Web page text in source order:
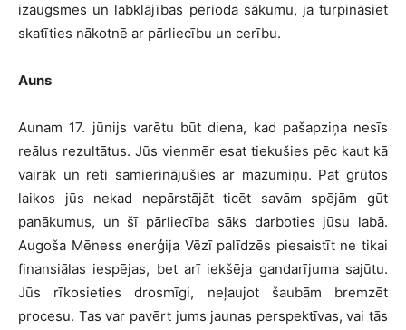
izaugsmes un labklājības perioda sākumu, ja turpināsiet
skatīties nākotnē ar pārliecību un cerību.
Auns
Aunam 17. jūnijs varētu būt diena, kad pašapziņa nesīs
reālus rezultātus. Jūs vienmēr esat tiekušies pēc kaut kā
vairāk un reti samierinājušies ar mazumiņu. Pat grūtos
laikos jūs nekad nepārstājāt ticēt savām spējām gūt
panākumus, un šī pārliecība sāks darboties jūsu labā.
Augoša Mēness enerģija Vēzī palīdzēs piesaistīt ne tikai
finansiālas iespējas, bet arī iekšēja gandarījuma sajūtu.
Jūs rīkosieties drosmīgi, neļaujot šaubām bremzēt
procesu. Tas var pavērt jums jaunas perspektīvas, vai tās